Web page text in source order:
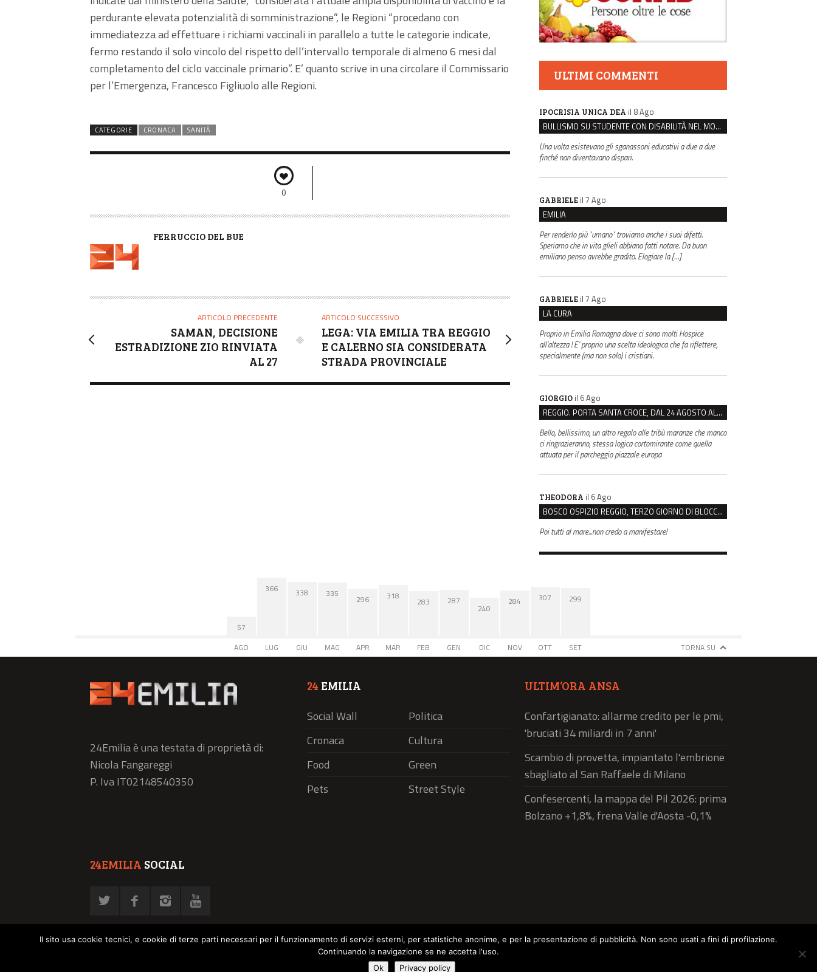
perdurante elevata potenzialità di somministrazione”, le Regioni “procedano con
immediatezza ad effettuare i richiami vaccinali in parallelo a tutte le categorie indicate,
fermo restando il solo vincolo del rispetto dell’intervallo temporale di almeno 6 mesi dal
completamento del ciclo vaccinale primario”. E’ quanto scrive in una circolare il Commissario
per l’Emergenza, Francesco Figliuolo alle Regioni.
CATEGORIE CRONACA SANITÀ
0
A
R
FERRUCCIO DEL BUE
ARTICOLO PRECEDENTE
SAMAN, DECISIONE
ESTRADIZIONE ZIO RINVIATA
AL 27
ARTICOLO SUCCESSIVO
LEGA: VIA EMILIA TRA REGGIO
E CALERNO SIA CONSIDERATA
STRADA PROVINCIALE
ULTIMI COMMENTI
IPOCRISIA UNICA DEA il 8 Ago
BULLISMO SU STUDENTE CON DISABILITÀ NEL MODENESE, INDAGATI DUE RAGAZZI DI 16 ANNI
Una volta esistevano gli sganassoni educativi a due a due
finché non diventavano dispari.
GABRIELE il 7 Ago
EMILIA
Per renderlo più "umano" troviamo anche i suoi difetti.
Speriamo che in vita glieli abbiano fatti notare. Da buon
emiliano penso avrebbe gradito. Elogiare la […]
GABRIELE il 7 Ago
LA CURA
Proprio in Emilia Romagna dove ci sono molti Hospice
all’altezza ! E’ proprio una scelta ideologica che fa riflettere,
specialmente (ma non solo) i cristiani.
GIORGIO il 6 Ago
REGGIO. PORTA SANTA CROCE, DAL 24 AGOSTO AL VIA IL CANTIERE PER IL NUOVO COLLETTORE FOGNARIO
Bello, bellissimo, un altro regalo alle tribù maranze che manco
ci ringrazieranno, stessa logica cortomirante come quella
attuata per il parcheggio piazzale europa
THEODORA il 6 Ago
BOSCO OSPIZIO REGGIO, TERZO GIORNO DI BLOCCO. IL COMITATO: “PRESIDIO FINO A VENERDÌ”
Poi tutti al mare...non credo a manifestare!
57
AGO
366
LUG
338
GIU
335
MAG
296
APR
318
MAR
283
FEB
287
GEN
240
DIC
284
NOV
307
OTT
299
SET TORNA SU
24Emilia è una testata di proprietà di:
Nicola Fangareggi
P. Iva IT02148540350
24 EMILIA
Social Wall
Politica
Cronaca
Cultura
Food
Green
Pets
Street Style
ULTIM’ORA ANSA
Confartigianato: allarme credito per le pmi,
'bruciati 34 miliardi in 7 anni'
Scambio di provetta, impiantato l'embrione
sbagliato al San Raffaele di Milano
Confesercenti, la mappa del Pil 2026: prima
Bolzano +1,8%, frena Valle d'Aosta -0,1%
24EMILIA SOCIAL
Social Wall Politica
Il sito usa cookie tecnici, e cookie di terze parti necessari per il funzionamento di servizi esterni, per statistiche anonime, e per la presentazione di pubblicità. Non sono usati a fini di profilazione.
Continuando la navigazione se ne accetta l'uso.
Ok
Privacy policy